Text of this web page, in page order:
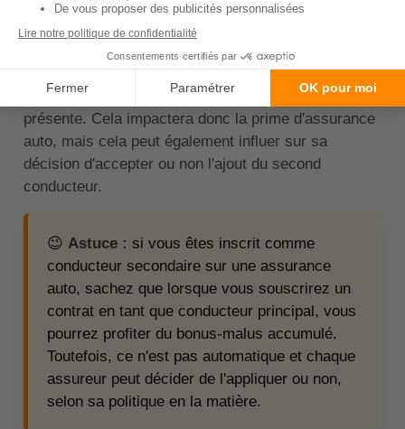
Au moment de l'ajout du conducteur secondaire,
comme nous l'avons vu précédemment, l'assureur
va prendre en compte le coefficient de réduction /
majoration de celui-ci, afin de cerner le risque qu'il
présente. Cela impactera donc la prime d'assurance
auto, mais cela peut également influer sur sa
décision d'accepter ou non l'ajout du second
conducteur.
😉 Astuce : si vous êtes inscrit comme
conducteur secondaire sur une assurance
auto, sachez que lorsque vous souscrirez un
contrat en tant que conducteur principal, vous
pourrez profiter du bonus-malus accumulé.
Toutefois, ce n'est pas automatique et chaque
assureur peut décider de l'appliquer ou non,
selon sa politique en la matière.